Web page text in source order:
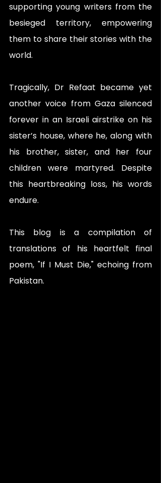
supporting young writers from the
besieged territory, empowering
them to share their stories with the
world.
Tragically, Dr Refaat became yet
another voice from Gaza silenced
forever in an Israeli airstrike on his
sister’s house, where he, along with
his brother, sister, and her four
children were martyred. Despite
this heartbreaking loss, his words
endure.
This blog is a compilation of
translations of his heartfelt final
poem, "If I Must Die," echoing from
Pakistan.